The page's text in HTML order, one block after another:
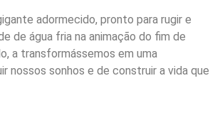
adormecido, pronto para rugir e
de água fria na animação do fim de
a transformássemos em uma
nossos sonhos e de construir a vida que